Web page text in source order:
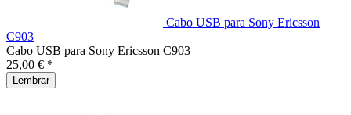
Cabo USB para Sony Ericsson
C903
Cabo USB para Sony Ericsson C903
25,00 € *
Lembrar